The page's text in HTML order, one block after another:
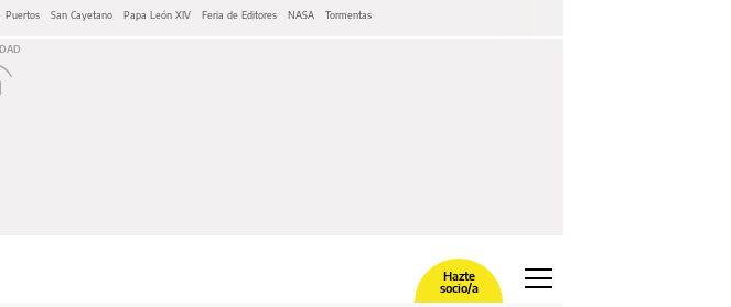
Puertos San Cayetano Papa León XIV Feria de Editores NASA Tormentas
Hazte
socio/a